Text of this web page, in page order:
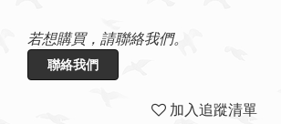
若想購買，請聯絡我們。
聯絡我們
加入追蹤清單